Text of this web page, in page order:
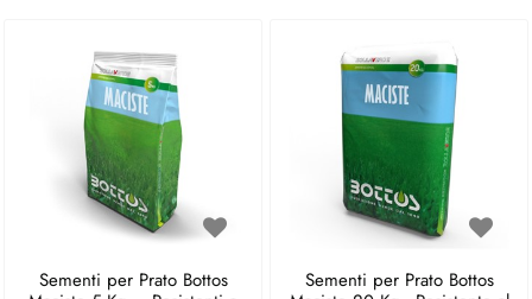
Sementi per Prato Bottos
Sementi per Prato Bottos